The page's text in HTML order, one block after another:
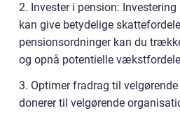
2. Invester i pension:
kan give betydelige
pensionsordninger kan du
og opnå potentielle
3. Optimer fradrag til
donerer til velgørende